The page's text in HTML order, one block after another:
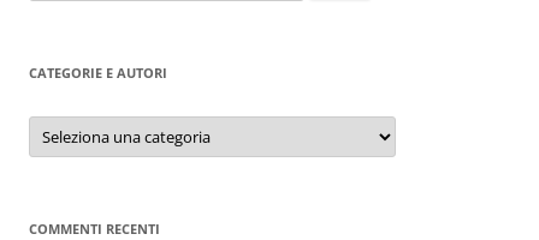
per:
CATEGORIE E AUTORI
Categorie
autori
COMMENTI RECENTI